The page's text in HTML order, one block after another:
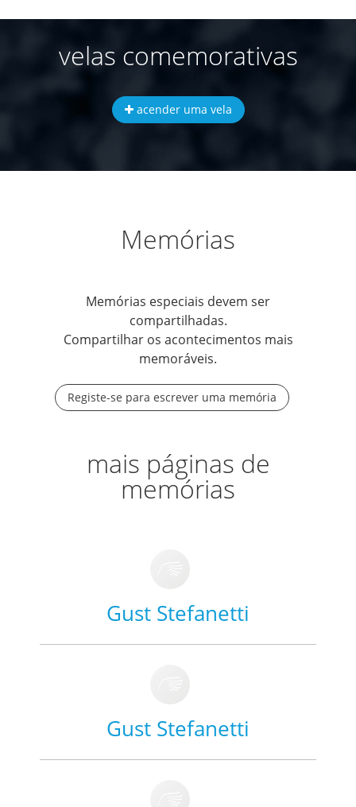
velas comemorativas
acender uma vela
Memórias
Memórias especiais devem ser
compartilhadas.
Compartilhar os acontecimentos mais
memoráveis.
Registe-se para escrever uma memória
mais páginas de
memórias
Gust Stefanetti
Gust Stefanetti